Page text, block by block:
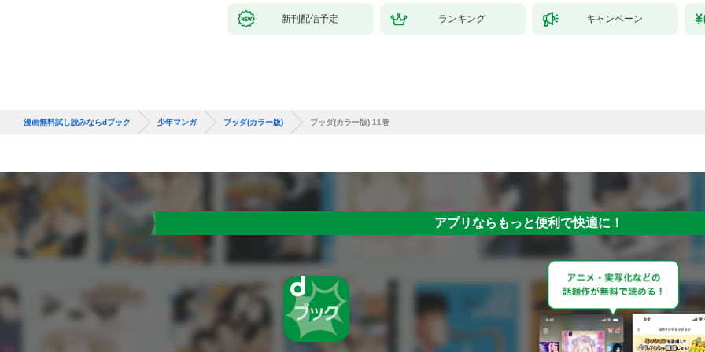
新刊配信予定 ランキング キャンペーン
漫画無料試し読みならdブック 少年マンガ ブッダ(カラー版) ブッダ(カラー版) 11巻
アプリならもっと便利で快適に！